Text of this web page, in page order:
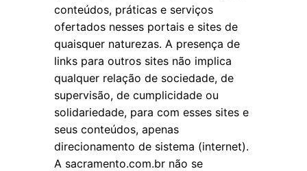
conteúdos, práticas e serviços
ofertados nesses portais e sites de
quaisquer naturezas. A presença de
links para outros sites não implica
qualquer relação de sociedade, de
supervisão, de cumplicidade ou
solidariedade, para com esses sites e
seus conteúdos, apenas
direcionamento de sistema (internet).
A sacramento.com.br não se